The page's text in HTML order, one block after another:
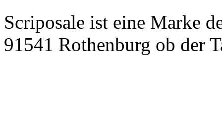
Scriposale ist eine Marke
91541 Rothenburg ob der